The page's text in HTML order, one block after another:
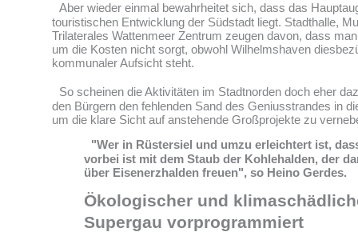
Aber wieder einmal bewahrheitet sich, dass das
touristischen Entwicklung der Südstadt liegt. Stadthalle,
Trilaterales Wattenmeer Zentrum zeugen davon, dass
um die Kosten nicht sorgt, obwohl Wilhelmshaven
kommunaler Aufsicht steht.
So scheinen die Aktivitäten im Stadtnorden doch eher
den Bürgern den fehlenden Sand des Geniusstrandes in
um die klare Sicht auf anstehende Großprojekte zu
"Wer in Rüstersiel und umzu erleichtert ist,
vorbei ist mit dem Staub der Kohlehalden, der
über Eisenerzhalden freuen", so Heino Gerdes.
Ökologischer und
Supergau vorprogrammiert